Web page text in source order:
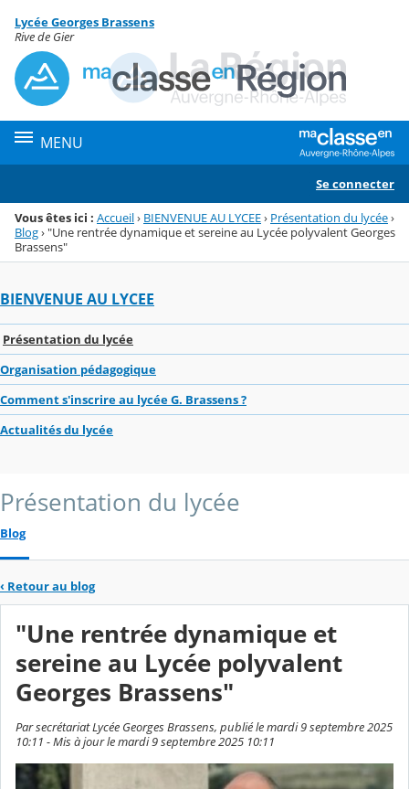
Menu de la rubrique
Contenu
Lycée Georges Brassens
Rive de Gier
MENU
Se connecter
Vous êtes ici : Accueil› BIENVENUE AU LYCEE› Présentation du lycée›
Blog›"Une rentrée dynamique et sereine au Lycée polyvalent Georges
Brassens"
BIENVENUE AU LYCEE
Présentation du lycée
Organisation pédagogique
Comment s'inscrire au lycée G. Brassens ?
Actualités du lycée
Présentation du lycée
Blog
‹ Retour au blog
"Une rentrée dynamique et
sereine au Lycée polyvalent
Georges Brassens"
Par secrétariat Lycée Georges Brassens, publié le mardi 9 septembre 2025
10:11 - Mis à jour le mardi 9 septembre 2025 10:11